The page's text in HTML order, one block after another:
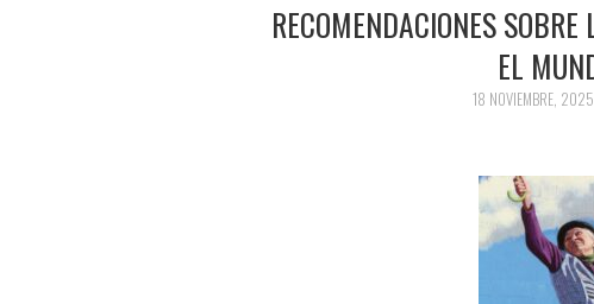
RECOMENDACIONES
EL
18 NOVIEMBRE, 2025